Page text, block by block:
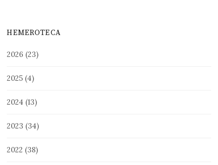
HEMEROTECA
2026 (23)
2025 (4)
2024 (13)
2023 (34)
2022 (38)